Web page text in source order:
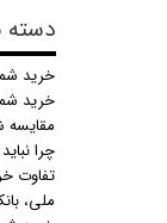
دسته
خرید شمش
خرید شمش
چرا
تفاوت
ملی،